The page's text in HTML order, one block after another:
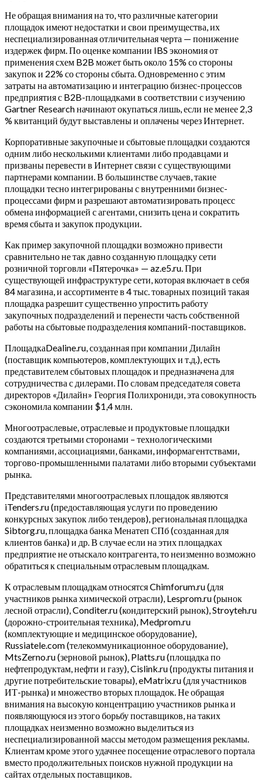
Не обращая внимания на то, что различные категории
площадок имеют недостатки и свои преимущества, их
неспециализированная отличительная черта — понижение
издержек фирм. По оценке компании IBS экономия от
применения схем B2B может быть около 15% со стороны
закупок и 22% со стороны сбыта.Одновременно с этим
затраты на автоматизацию и интеграцию бизнес-процессов
предприятия с B2B-площадками в соответствии с изучению
Gartner Research начинают окупаться лишь, если не менее 2,3
% квитанций будут выставлены и оплачены через Интернет.
Корпоративные закупочные и сбытовые площадки создаются
одним либо несколькими клиентами либо продавцами и
призваны перевести в Интернет связи с существующими
партнерами компании. В большинстве случаев, такие
площадки тесно интегрированы с внутренними бизнес-
процессами фирм и разрешают автоматизировать процесс
обмена информацией с агентами, снизить цена и сократить
время сбыта и закупок продукции.
Как пример закупочной площадки возможно привести
сравнительно не так давно созданную площадку сети
розничной торговли «Пятерочка» — az.e5.ru. При
существующей инфраструктуре сети, которая включает в себя
84 магазина, и ассортименте в 4 тыс. товарных позиций такая
площадка разрешит существенно упростить работу
закупочных подразделений и перенести часть собственной
работы на сбытовые подразделения компаний-поставщиков.
ПлощадкаDealine.ru, созданная при компании Дилайн
(поставщик компьютеров, комплектующих и т.д.), есть
представителем сбытовых площадок и предназначена для
сотрудничества с дилерами. По словам председателя совета
директоров «Дилайн» Георгия Полихрониди, эта совокупность
сэкономила компании $1,4 млн.
Многоотраслевые, отраслевые и продуктовые площадки
создаются третьими сторонами – технологическими
компаниями, ассоциациями, банками, информагентствами,
торгово-промышленными палатами либо вторыми субъектами
рынка.
Представителями многоотраслевых площадок являются
iTenders.ru (предоставляющая услуги по проведению
конкурсных закупок либо тендеров), региональная площадка
Sibtorg.ru, площадка банка Менатеп СПб (созданная для
клиентов банка) и др. В случае если на этих площадках
предприятие не отыскало контрагента, то неизменно возможно
обратиться к специальным отраслевым площадкам.
К отраслевым площадкам относятся Chimforum.ru (для
участников рынка химической отрасли), Lesprom.ru (рынок
лесной отрасли), Conditer.ru (кондитерский рынок), Stroyteh.ru
(дорожно-строительная техника), Medprom.ru
(комплектующие и медицинское оборудование),
Russiatele.com (телекоммуникационное оборудование),
MtsZerno.ru (зерновой рынок), Platts.ru (площадка по
нефтепродуктам, нефти и газу), Cislink.ru (продукты питания и
другие потребительские товары), eMatrix.ru (для участников
ИТ-рынка) и множество вторых площадок. Не обращая
внимания на высокую концентрацию участников рынка и
появляющуюся из этого борьбу поставщиков, на таких
площадках неизменно возможно выделиться из
неспециализированной массы методом размещения рекламы.
Клиентам кроме этого удачнее посещение отраслевого портала
вместо продолжительных поисков нужной продукции на
сайтах отдельных поставщиков.